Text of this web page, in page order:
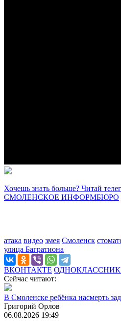
Хочешь знать больше? Читай
СМОЛЕНСКОЕ ИНФОРМБЮРО
атака видео змея Смоленск
улица Багратиона
ВКОНТАКТЕ
Сейчас читают:
В Смоленске ребёнка насмерть
Григорий Орлов
06.08.2026 19:49